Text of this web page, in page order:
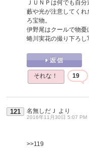
ＪＵＮＰは何でも自
藪や光が注意してく
ろ宝物。
伊野尾はクールで物憂
蜷川実花の撮り下ろし
それな！ 19
121 名無しだＪ より
2016年11月30日 5:07 PM
>>119